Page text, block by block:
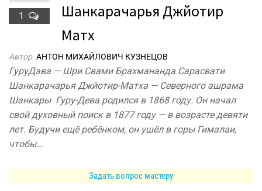
1
Шанкарачарья Джйотир
Матх
Автор АНТОН МИХАЙЛОВИЧ КУЗНЕЦОВ
ГуруДэва — Шри Свами Брахмананда Сарасвати
Шанкарачарья Джйотир-Матха — Северного ашрама
Шанкары Гуру-Дева родился в 1868 году. Он начал
свой духовный поиск в 1877 году — в возрасте девяти
лет. Будучи ещё ребёнком, он ушёл в горы Гималаи,
чтобы…
Задать вопрос мастеру